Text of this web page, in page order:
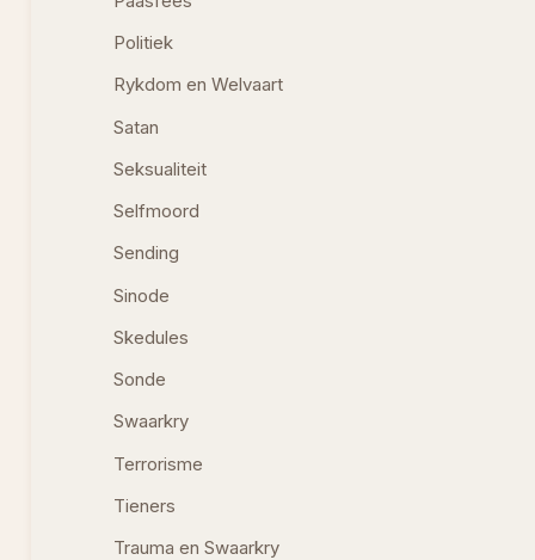
Politiek
Rykdom en Welvaart
Satan
Seksualiteit
Selfmoord
Sending
Sinode
Skedules
Sonde
Swaarkry
Terrorisme
Tieners
Trauma en Swaarkry